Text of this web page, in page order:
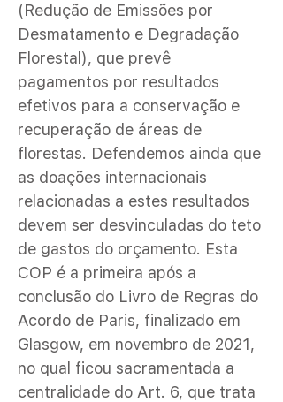
(Redução de Emissões por
Desmatamento e Degradação
Florestal), que prevê
pagamentos por resultados
efetivos para a conservação e
recuperação de áreas de
florestas. Defendemos ainda que
as doações internacionais
relacionadas a estes resultados
devem ser desvinculadas do teto
de gastos do orçamento. Esta
COP é a primeira após a
conclusão do Livro de Regras do
Acordo de Paris, finalizado em
Glasgow, em novembro de 2021,
no qual ficou sacramentada a
centralidade do Art. 6, que trata